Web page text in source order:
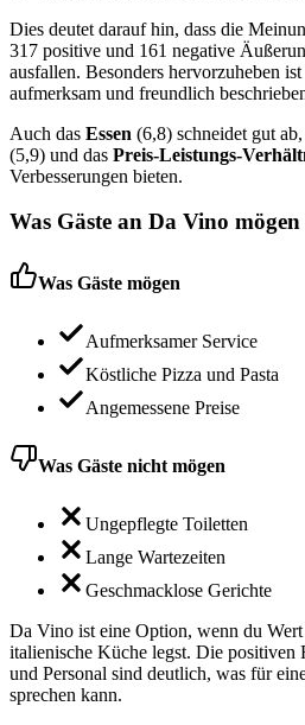
Dies deutet darauf hin, dass die
317 positive und 161 negative
ausfallen. Besonders hervorzuheben
aufmerksam und freundlich
Auch das Essen (6,8) schneidet gut
(5,9) und das Preis-Leistungs-
Verbesserungen bieten.
Was Gäste an Da Vino
Was Gäste mögen
Aufmerksamer Service
Köstliche Pizza und Pasta
Angemessene Preise
Was Gäste nicht mögen
Ungepflegte Toiletten
Lange Wartezeiten
Geschmacklose Gerichte
Da Vino ist eine Option, wenn du
italienische Küche legst. Die positiven
und Personal sind deutlich, was für
sprechen kann.